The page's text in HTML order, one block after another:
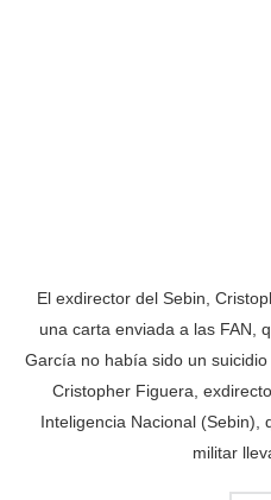
El exdirector del Sebin,
una carta enviada a las FAN,
García no había sido un
Cristopher Figuera,
Inteligencia Nacional (Sebin),
militar